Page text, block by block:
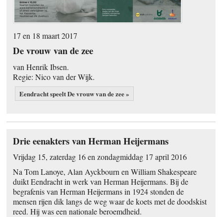
17 en 18 maart 2017
De vrouw van de zee
van Henrik Ibsen.
Regie: Nico van der Wijk.
Eendracht speelt De vrouw van de zee »
Drie eenakters van Herman Heijermans
Vrijdag 15, zaterdag 16 en zondagmiddag 17 april 2016
Na Tom Lanoye, Alan Ayckbourn en William Shakespeare
duikt Eendracht in werk van Herman Heijermans. Bij de
begrafenis van Herman Heijermans in 1924 stonden de
mensen rijen dik langs de weg waar de koets met de doodskist
reed. Hij was een nationale beroemdheid.